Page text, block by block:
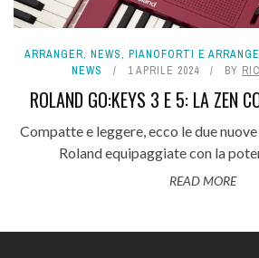
ARRANGER, NEWS, PIANOFORTI E
NEWS
1 APRILE 2024 BY
ROLAND GO:KEYS 3 E 5: LA ZEN
Compatte e leggere, ecco le due
Roland equipaggiate con la
READ MORE